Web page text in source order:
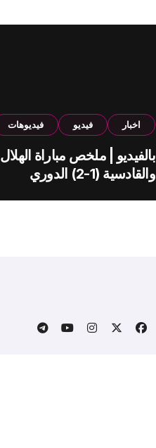
اخبار فيديو فيديوهات
بالفيديو | ملخص مباراة الهلال
والقادسية (1-2) الدوري